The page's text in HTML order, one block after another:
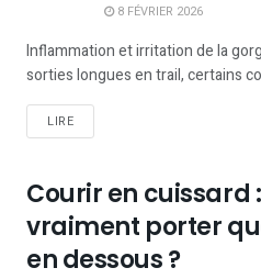
8 FÉVRIER 2026
Inflammation et irritation de la
sorties longues en trail, certains
LIRE
Courir en
vraiment porter
en dessous ?